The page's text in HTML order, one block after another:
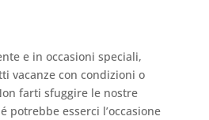
e in occasioni speciali,
vacanze con condizioni o
farti sfuggire le nostre
potrebbe esserci l’occasione